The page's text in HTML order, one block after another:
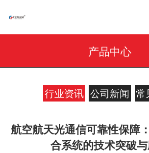
产品中心
行业资讯 公司新闻 常
航空航天光通信可靠性保障
合系统的技术突破